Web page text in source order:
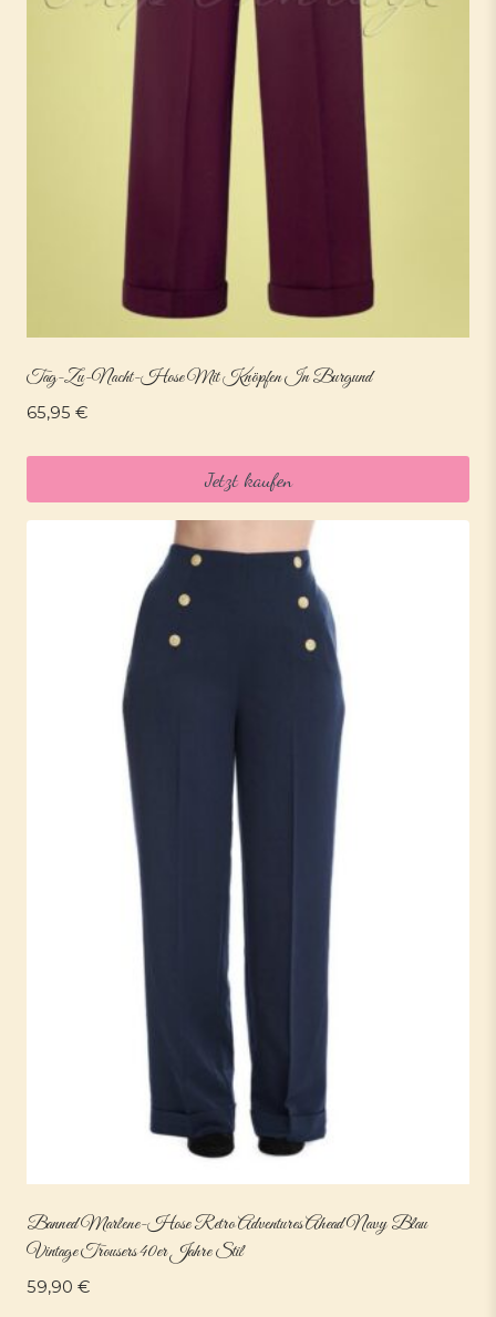
Tag-Zu-Nacht-Hose Mit Knöpfen In Burgund
65,95 €
Jetzt kaufen
Banned Marlene-Hose Retro Adventures Ahead Navy Blau
Vintage Trousers 40er Jahre Stil
59,90 €